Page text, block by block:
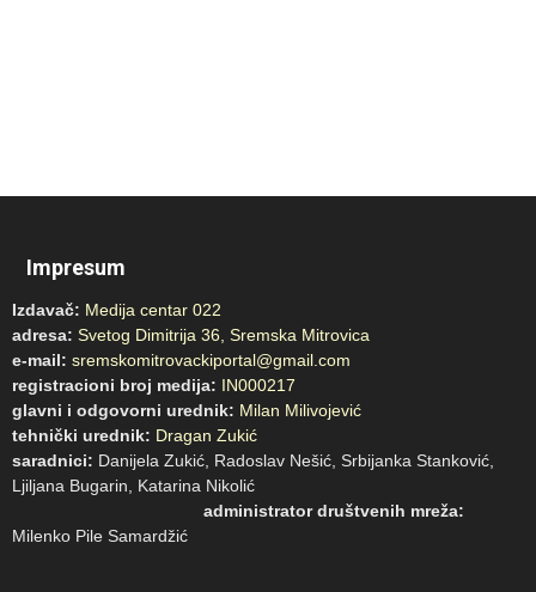
Impresum
Izdavač: Medija centar 022
adresa: Svetog Dimitrija 36, Sremska Mitrovica
e-mail: sremskomitrovackiportal@gmail.com
registracioni broj medija: IN000217
glavni i odgovorni urednik: Milan Milivojević
tehnički urednik: Dragan Zukić
saradnici: Danijela Zukić, Radoslav Nešić, Srbijanka Stanković,
Ljiljana Bugarin, Katarina Nikolić
administrator društvenih mreža:
Milenko Pile Samardžić